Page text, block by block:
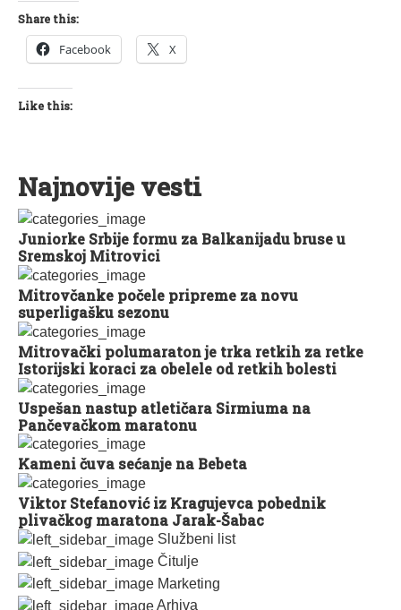
Službeni list
Čitulje
Marketing
Arhiva
Share this:
Facebook X
Like this:
Najnovije vesti
Juniorke Srbije formu za Balkanijadu bruse u
Sremskoj Mitrovici
Mitrovčanke počele pripreme za novu
superligašku sezonu
Mitrovački polumaraton je trka retkih za retke
Istorijski koraci za obelele od retkih bolesti
Uspešan nastup atletičara Sirmiuma na
Pančevačkom maratonu
Kameni čuva sećanje na Bebeta
Viktor Stefanović iz Kragujevca pobednik
plivačkog maratona Jarak-Šabac